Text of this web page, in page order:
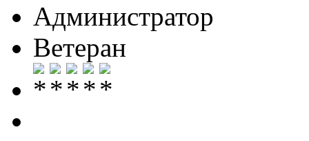
Администратор
Ветеран